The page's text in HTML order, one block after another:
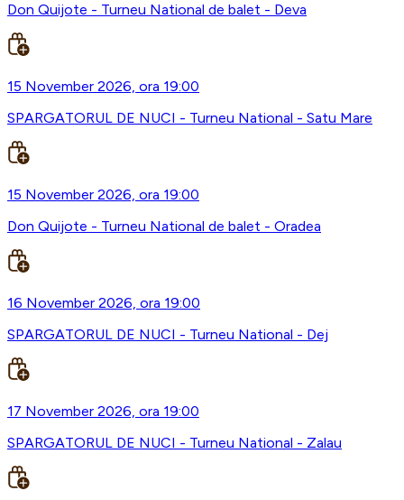
Don Quijote - Turneu National de balet - Deva
15 November 2026, ora 19:00
SPARGATORUL DE NUCI - Turneu National - Satu Mare
15 November 2026, ora 19:00
Don Quijote - Turneu National de balet - Oradea
16 November 2026, ora 19:00
SPARGATORUL DE NUCI - Turneu National - Dej
17 November 2026, ora 19:00
SPARGATORUL DE NUCI - Turneu National - Zalau